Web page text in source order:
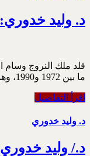
د. وليد
قلد ملك النروج وسام
ما بين 1972 و1990، وهو متقاعد الآن، إلا أنه يخدم في هيئة حكومية تقدم مساعدات فنية واستشارية بترولية لدول العالم الثالث، منها لبنان، من خلال مساعدتها في إعداد القوانين النفطية وتدريب مواطنيها
اقرأ التفاصيل
د. وليد خدوري
د./ وليد